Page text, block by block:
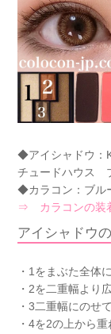
◆アイシャドウ：
チュードハウス
◆カラコン：ブル
⇒ カラコンの装
アイシャドウ
・1をまぶた全体
・2を二重幅より
・3二重幅にのせ
・4を2の上から重